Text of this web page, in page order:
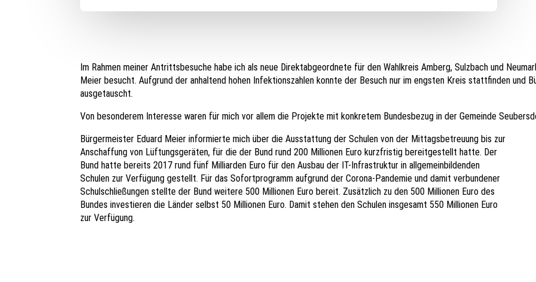
Im Rahmen meiner Antrittsbesuche habe ich als neue Direktabgeordnete für den Wahlkreis Amberg, Sulzbach und
Meier besucht. Aufgrund der anhaltend hohen Infektionszahlen konnte der Besuch nur im engsten Kreis stattfinden und
ausgetauscht.
Von besonderem Interesse waren für mich vor allem die Projekte mit konkretem Bundesbezug in der Gemeinde
Bürgermeister Eduard Meier informierte mich über die Ausstattung der Schulen von der Mittagsbetreuung bis zur
Anschaffung von Lüftungsgeräten, für die der Bund rund 200 Millionen Euro kurzfristig bereitgestellt hatte. Der
Bund hatte bereits 2017 rund fünf Milliarden Euro für den Ausbau der IT-Infrastruktur in allgemeinbildenden
Schulen zur Verfügung gestellt. Für das Sofortprogramm aufgrund der Corona-Pandemie und damit verbundener
Schulschließungen stellte der Bund weitere 500 Millionen Euro bereit. Zusätzlich zu den 500 Millionen Euro des
Bundes investieren die Länder selbst 50 Millionen Euro. Damit stehen den Schulen insgesamt 550 Millionen Euro
zur Verfügung.